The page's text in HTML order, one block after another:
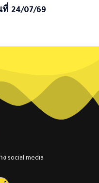
24/07/69
social media